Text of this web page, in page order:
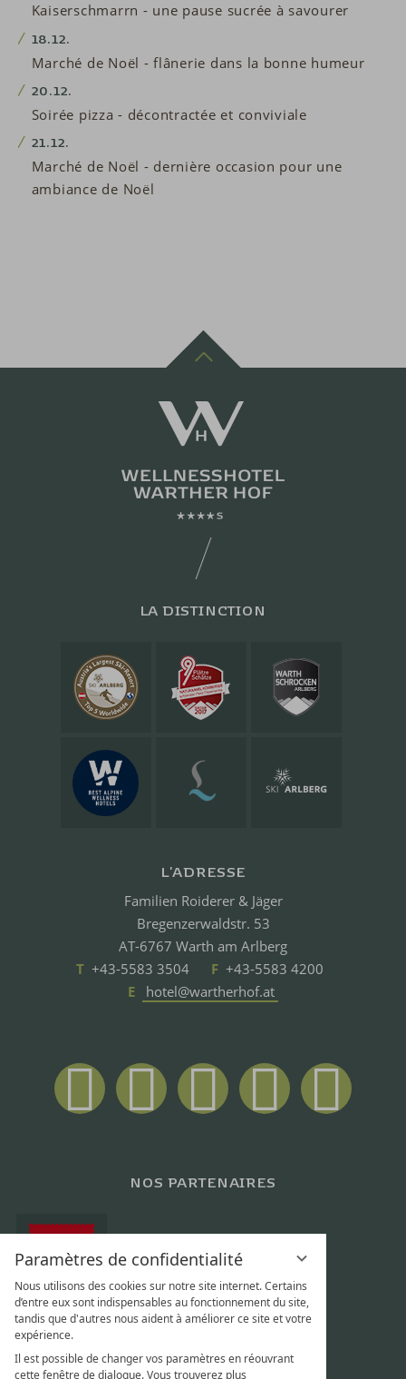
Paramètres de confidentialité
Nous utilisons des cookies sur notre site internet. Certains
d’entre eux sont indispensables au fonctionnement du site,
tandis que d'autres nous aident à améliorer ce site et votre
expérience.
Il est possible de changer vos paramètres en réouvrant
cette fenêtre de dialogue. Vous trouverez plus
Kaiserschmarrn - une pause sucrée à savourer
18.12.
Marché de Noël - flânerie dans la bonne humeur
20.12.
Soirée pizza - décontractée et conviviale
21.12.
Marché de Noël - dernière occasion pour une
ambiance de Noël
LA DISTINCTION
L'ADRESSE
Familien Roiderer & Jäger
Bregenzerwaldstr. 53
AT-6767 Warth am Arlberg
T+43-5583 3504 F+43-5583 4200
E
hotel@wartherhof.at
NOS PARTENAIRES